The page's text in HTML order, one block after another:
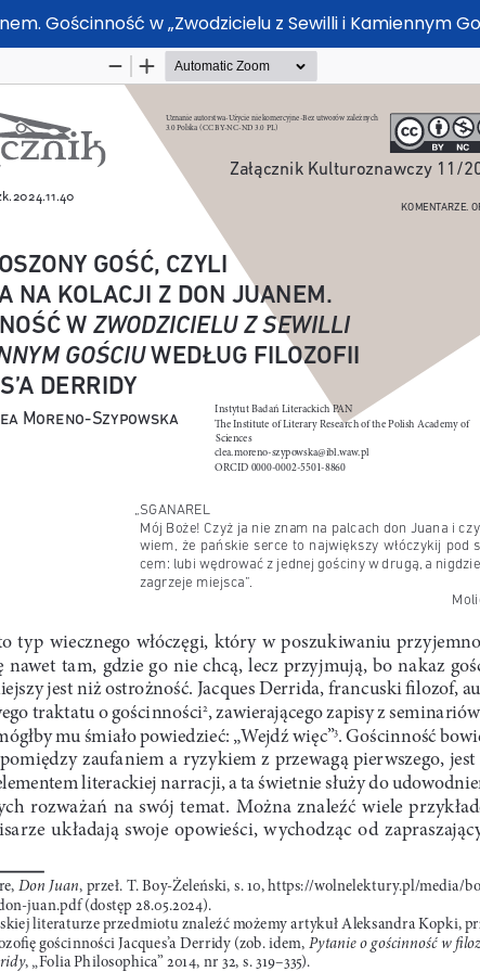
Gościnność w „Zwodzicielu z Sewilli i Kamiennym